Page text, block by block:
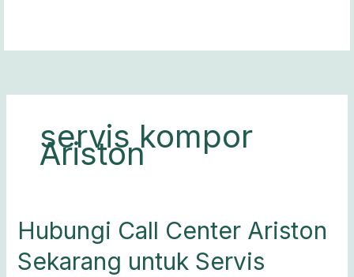
servis kompor
Ariston
Hubungi Call Center Ariston
Sekarang untuk Servis
Hubungi
Call
Center